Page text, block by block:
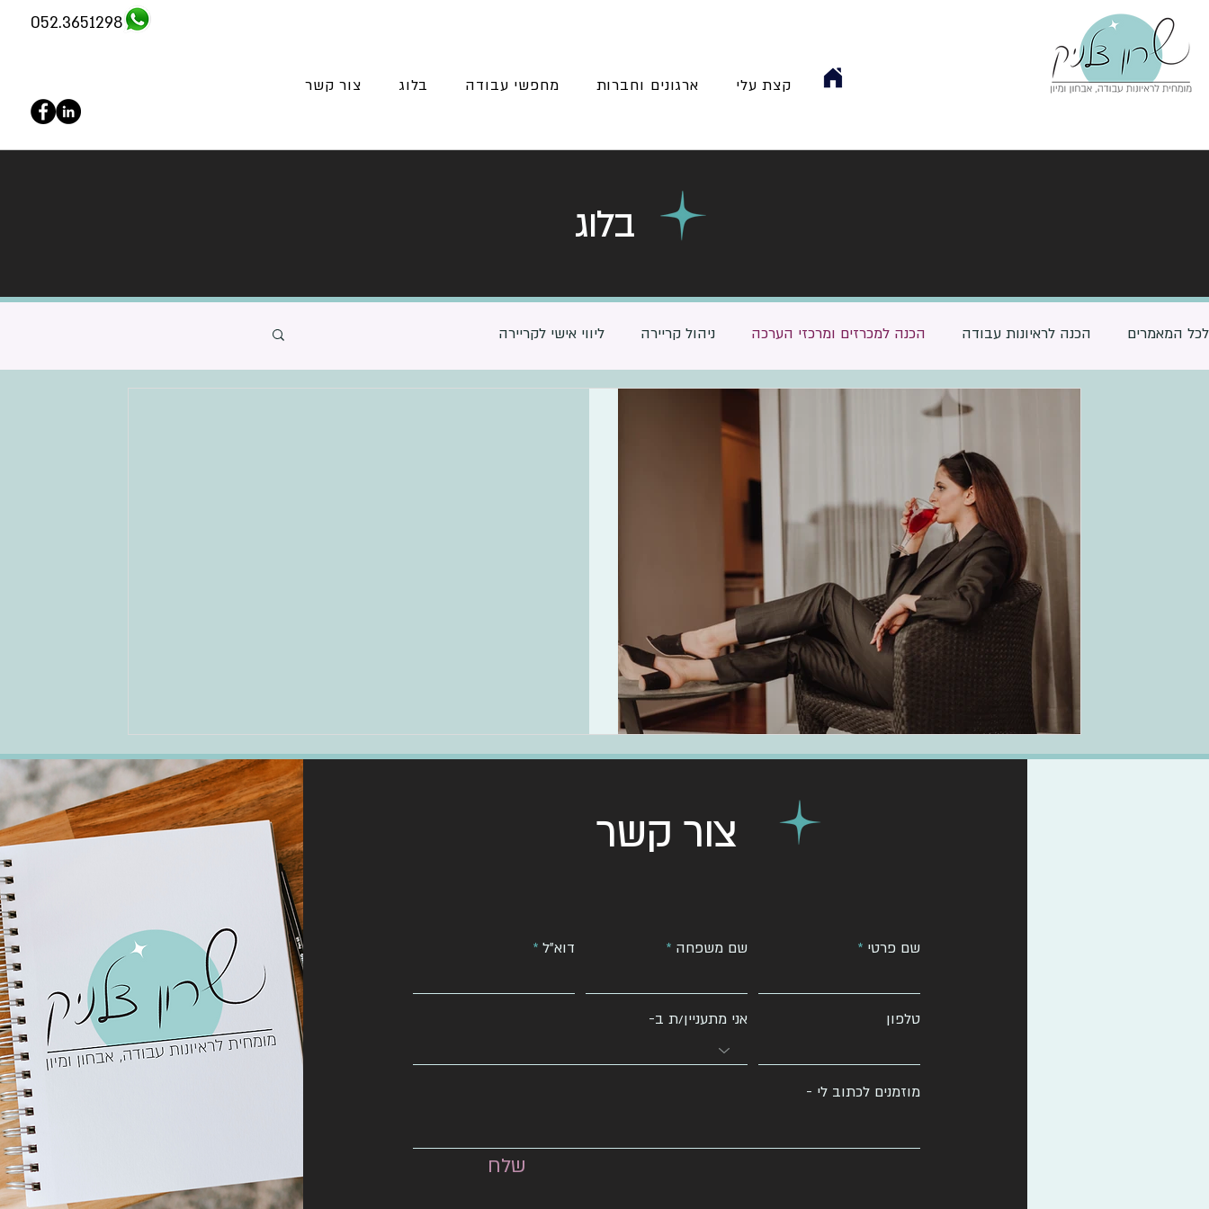
052.3651298
קצת עלי ארגונים וחברות מחפשי עבודה בלוג צור קשר
לכל המאמרים הכנה לראיונות עבודה הכנה למכרזים ומרכזי הערכה ניהול קריירה ליווי אישי לקריירה
"איזה עצבים, שוב זימנו אותי ליום מיון ארוך
ומתיש- איך שורדים דבר כזה?!"
חברות וארגונים משתמשים במבחני מיון שונים ומרובים כחלק מתהליך המיון
לקבלה לעבודה. אז.. איך יוצאים שפויים אחרי יום ארוך שכזה? כמעט כל...
שרון צלניק
בלוג
צור קשר
דוא״ל שם משפחה שם פרטי
אני מתעניין/ת ב- טלפון
מוזמנים לכתוב לי -
שלח